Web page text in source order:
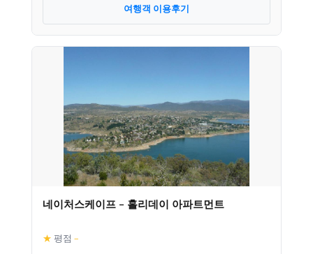
여행객 이용후기
네이처스케이프 – 홀리데이 아파트먼트
★ 평점 –